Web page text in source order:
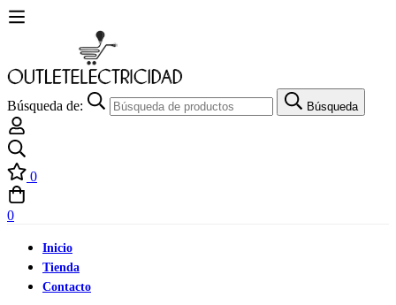
Búsqueda de: Búsqueda
0
0
Inicio
Tienda
Contacto